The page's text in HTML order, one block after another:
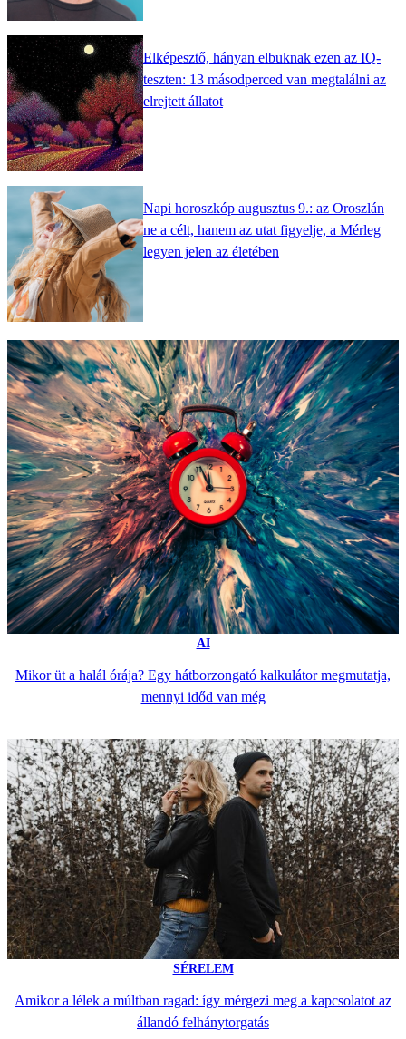
Elképesztő, hányan elbuknak ezen az IQ-
teszten: 13 másodperced van megtalálni az
elrejtett állatot
Napi horoszkóp augusztus 9.: az Oroszlán
ne a célt, hanem az utat figyelje, a Mérleg
legyen jelen az életében
AI
Mikor üt a halál órája? Egy hátborzongató kalkulátor megmutatja,
mennyi időd van még
SÉRELEM
Amikor a lélek a múltban ragad: így mérgezi meg a kapcsolatot az
állandó felhánytorgatás